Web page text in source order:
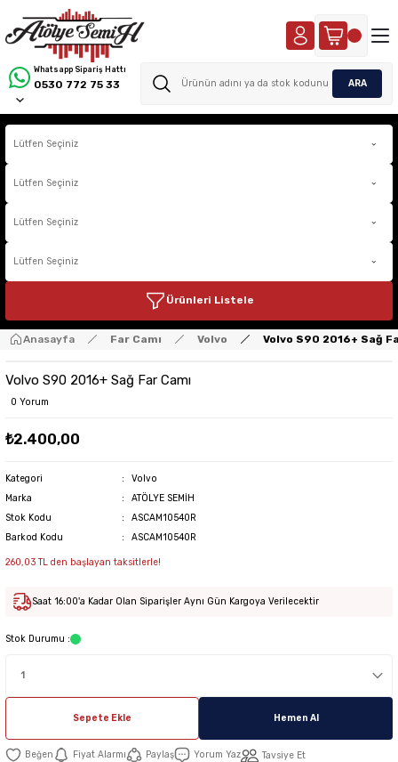
Whatsapp Sipariş Hattı
0530 772 75 33 ARA
Ürünleri Listele
Anasayfa Far Camı Volvo Volvo S90 2016+ Sağ
Volvo S90 2016+ Sağ Far Camı
0 Yorum
₺2.400,00
Kategori
Volvo
Marka
ATÖLYE SEMİH
Stok Kodu
ASCAM10540R
Barkod Kodu
ASCAM10540R
260,03 TL den başlayan taksitlerle!
Saat 16:00'a Kadar Olan Siparişler Aynı Gün Kargoya Verilecektir
Stok Durumu :
Sepete Ekle Hemen Al
Fiyat Alarmı Paylaş Yorum Yaz Tavsiye Et